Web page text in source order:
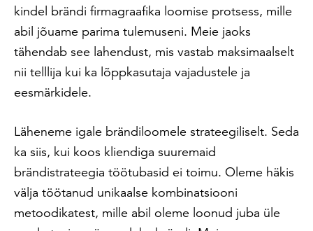
kindel brändi firmagraafika loomise protsess, mille
abil jõuame parima tulemuseni. Meie jaoks
tähendab see lahendust, mis vastab maksimaalselt
nii telllija kui ka lõppkasutaja vajadustele ja
eesmärkidele.
Läheneme igale brändiloomele strateegiliselt. Seda
ka siis, kui koos kliendiga suuremaid
brändistrateegia töötubasid ei toimu. Oleme häkis
välja töötanud unikaalse kombinatsiooni
metoodikatest, mille abil oleme loonud juba üle